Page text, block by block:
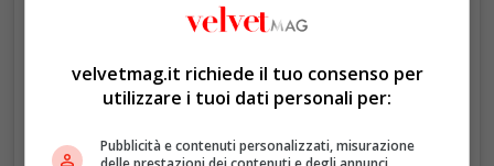
Visualizza questo post su Instagram
velvetmag.it richiede il tuo consenso per
utilizzare i tuoi dati personali per:
Pubblicità e contenuti personalizzati, misurazione